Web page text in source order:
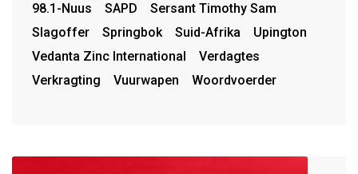
98.1-Nuus
SAPD
Sersant Timothy Sam
Slagoffer
Springbok Suid-Afrika
Upington
Vedanta Zinc International
Verdagtes
Verkragting
Vuurwapen Woordvoerder